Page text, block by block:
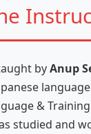
byAnup
&
studied and